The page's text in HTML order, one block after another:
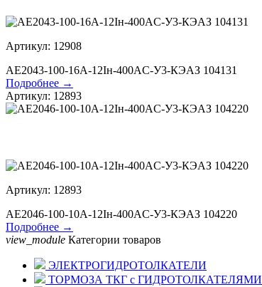
Артикул: 12908
АЕ2043-100-16А-12Iн-400AC-У3-КЭАЗ 104131
Подробнее →
Артикул: 12893
Артикул: 12893
АЕ2046-100-10А-12Iн-400AC-У3-КЭАЗ 104220
Подробнее →
view_module Категории товаров
ЭЛЕКТРОГИДРОТОЛКАТЕЛИ
ТОРМОЗА ТКГ с ГИДРОТОЛКАТЕЛЯМИ